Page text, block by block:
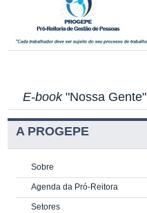
E-book"Nossa Gente"
A PROGEPE
Sobre
Agenda da Pró-Reitora
Setores